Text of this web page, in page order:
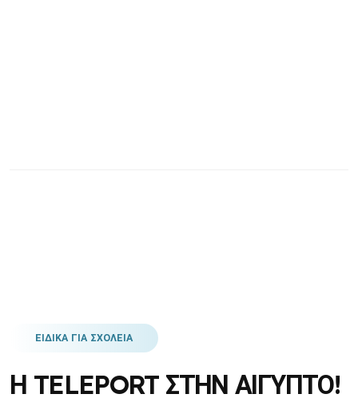
ΕΙΔΙΚΑ ΓΙΑ ΣΧΟΛΕΙΑ
Η TELEPORT ΣΤΗΝ ΑΙΓΥΠΤΟ!